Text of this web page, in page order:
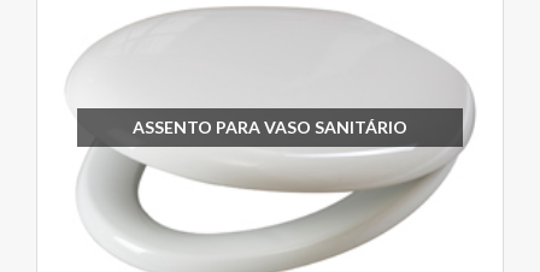
ASSENTO PARA VASO SANITÁRIO